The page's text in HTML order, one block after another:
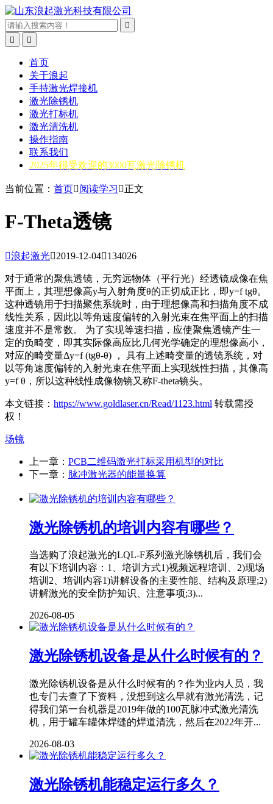



首页
关于浪起
手持激光焊接机
激光除锈机
激光打标机
激光清洗机
操作指南
联系我们
2025年很受欢迎的3000瓦激光除锈机
当前位置： 首页阅读学习 正文
F-Theta透镜
浪起激光2019-12-04134026
对于通常的聚焦透镜，无穷远物体（平行光）经透镜成像在焦
平面上，其理想像高y与入射角度θ的正切成正比，即y=f tgθ。
这种透镜用于扫描聚焦系统时，由于理想像高和扫描角度不成
线性关系，因此以等角速度偏转的入射光束在焦平面上的扫描
速度并不是常数。 为了实现等速扫描，应使聚焦透镜产生一
定的负畸变，即其实际像高应比几何光学确定的理想像高小，
对应的畸变量Δy=f (tgθ-θ) ， 具有上述畸变量的透镜系统，对
以等角速度偏转的入射光束在焦平面上实现线性扫描，其像高
y=f θ，所以这种线性成像物镜又称F-theta镜头。
本文链接： https://www.goldlaser.cn/Read/1123.html 转载需授
权！
场镜
上一章： PCB二维码激光打标采用机型的对比
下一章： 脉冲激光器的能量换算
激光除锈机的培训内容有哪些？
当选购了浪起激光的LQL-F系列激光除锈机后，我们会
有以下培训内容：1、培训方式1)视频远程培训、2)现场
培训2、培训内容1)讲解设备的主要性能、结构及原理;2)
讲解激光的安全防护知识、注意事项;3)...
2026-08-05
激光除锈机设备是从什么时候有的？
激光除锈机设备是从什么时候有的？作为业内人员，我
也专门去查了下资料，没想到这么早就有激光清洗，记
得我们第一台机器是2019年做的100瓦脉冲式激光清洗
机，用于罐车罐体焊缝的焊道清洗，然后在2022年开...
2026-08-03
激光除锈机能稳定运行多久？